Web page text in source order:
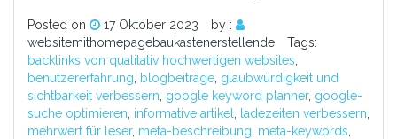
Posted on 17 Oktober 2023
by :
websitemithomepagebaukastenerstellende
Tags:
backlinks von qualitativ hochwertigen websites
benutzererfahrung
blogbeiträge glaubwürdigkeit und
sichtbarkeit verbessern google keyword planner, google-
suche optimieren informative artikel ladezeiten verbessern
mehrwert für leser, meta-beschreibung meta-keywords